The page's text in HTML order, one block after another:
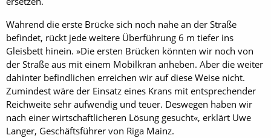
Während die erste Brücke sich noch nahe an der Straße
befindet, rückt jede weitere Überführung 6 m tiefer ins
Gleisbett hinein. »Die ersten Brücken könnten wir noch von
der Straße aus mit einem Mobilkran anheben. Aber die weiter
dahinter befindlichen erreichen wir auf diese Weise nicht.
Zumindest wäre der Einsatz eines Krans mit entsprechender
Reichweite sehr aufwendig und teuer. Deswegen haben wir
nach einer wirtschaftlicheren Lösung gesucht«, erklärt Uwe
Langer, Geschäftsführer von Riga Mainz.